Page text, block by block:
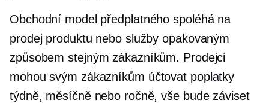
Obchodní model předplatného spoléhá na
prodej produktu nebo služby opakovaným
způsobem stejným zákazníkům. Prodejci
mohou svým zákazníkům účtovat poplatky
týdně, měsíčně nebo ročně, vše bude záviset